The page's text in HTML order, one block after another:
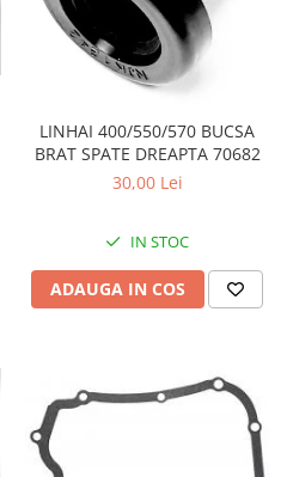
LINHAI 400/550/570 BUCSA
BRAT SPATE DREAPTA 70682
30,00 Lei
IN STOC
ADAUGA IN COS